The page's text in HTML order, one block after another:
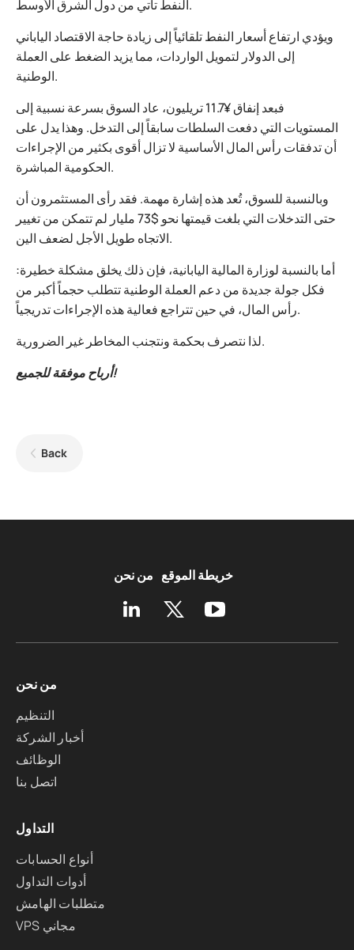
النفط تأتي من دول الشرق الأوسط.
ويؤدي ارتفاع أسعار النفط تلقائياً إلى زيادة حاجة الاقتصاد الياباني
إلى الدولار لتمويل الواردات، مما يزيد الضغط على العملة
الوطنية.
فبعد إنفاق ¥11.7 تريليون، عاد السوق بسرعة نسبية إلى
المستويات التي دفعت السلطات سابقاً إلى التدخل. وهذا يدل على
أن تدفقات رأس المال الأساسية لا تزال أقوى بكثير من الإجراءات
الحكومية المباشرة.
وبالنسبة للسوق، تُعد هذه إشارة مهمة. فقد رأى المستثمرون أن
حتى التدخلات التي بلغت قيمتها نحو $73 مليار لم تتمكن من تغيير
الاتجاه طويل الأجل لضعف الين.
أما بالنسبة لوزارة المالية اليابانية، فإن ذلك يخلق مشكلة خطيرة:
فكل جولة جديدة من دعم العملة الوطنية تتطلب حجماً أكبر من
رأس المال، في حين تتراجع فعالية هذه الإجراءات تدريجياً.
لذا نتصرف بحكمة ونتجنب المخاطر غير الضرورية.
أرباح موفقة للجميع!
Back
من نحن خريطة الموقع
من نحن
التنظيم
أخبار الشركة
الوظائف
اتصل بنا
التداول
أنواع الحسابات
أدوات التداول
متطلبات الهامش
VPS مجاني